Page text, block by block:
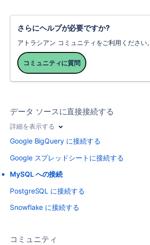
さらにヘルプが必要ですか?
アトラシアン コミュニティをご利用ください。
コミュニティに質問
データ ソースに直接接続する
詳細を表示する
Google BigQuery に接続する
Google スプレッドシートに接続する
MySQL への接続
PostgreSQL に接続する
Snowflake に接続する
コミュニティ